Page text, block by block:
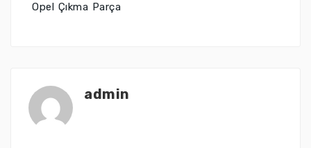
Opel Çıkma Parça
admin